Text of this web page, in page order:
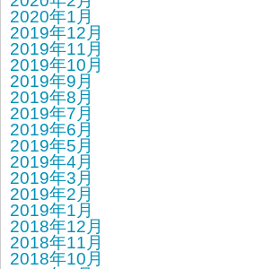
2020年1月
2019年12月
2019年11月
2019年10月
2019年9月
2019年8月
2019年7月
2019年6月
2019年5月
2019年4月
2019年3月
2019年2月
2019年1月
2018年12月
2018年11月
2018年10月